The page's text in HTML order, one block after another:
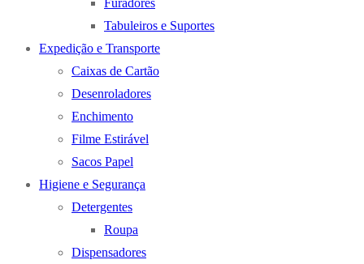
Furadores
Tabuleiros e Suportes
Expedição e Transporte
Caixas de Cartão
Desenroladores
Enchimento
Filme Estirável
Sacos Papel
Higiene e Segurança
Detergentes
Roupa
Dispensadores